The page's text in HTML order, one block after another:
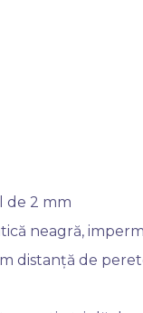
de 2 mm
neagră,
distanță de